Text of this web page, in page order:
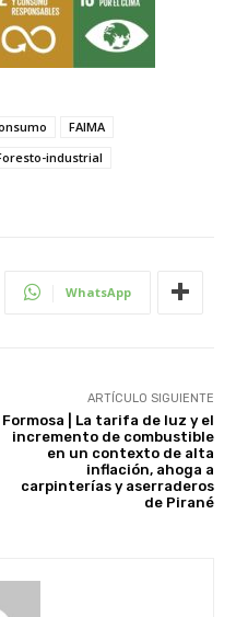
FAIMA
industrial
WhatsApp
ARTÍCULO SIGUIENTE
Formosa | La tarifa de luz y el
incremento de combustible
en un contexto de alta
inflación, ahoga a
carpinterías y aserraderos
de Pirané